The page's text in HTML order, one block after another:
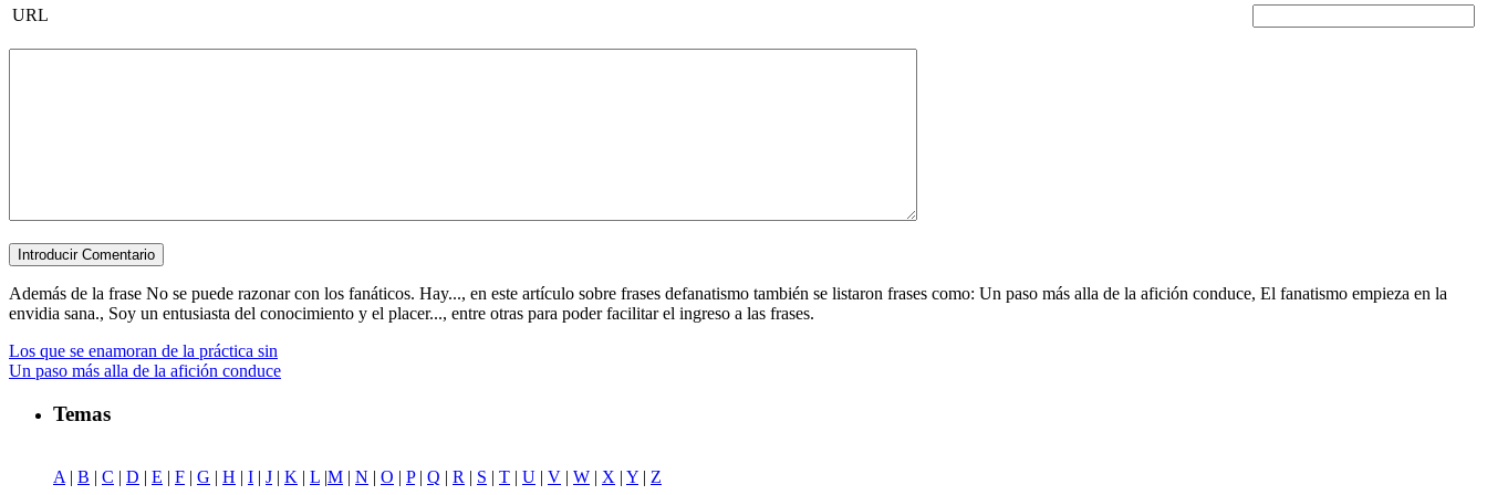
URL
Además de la frase No se puede razonar con los fanáticos. Hay..., en este artículo sobre frases defanatismo también se listaron frases como: Un paso más alla de la afición conduce, El fanatismo empieza en la
envidia sana., Soy un entusiasta del conocimiento y el placer..., entre otras para poder facilitar el ingreso a las frases.
Los que se enamoran de la práctica sin
Un paso más alla de la afición conduce
Temas
A | B | C | D | E | F | G | H | I | J | K | L |M | N | O | P| Q | R | S | T | U | V | W | X | Y | Z